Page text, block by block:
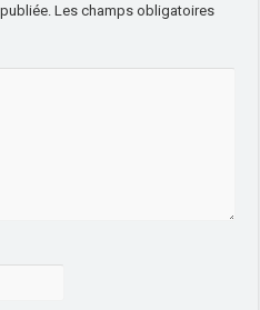
Les champs obligatoires